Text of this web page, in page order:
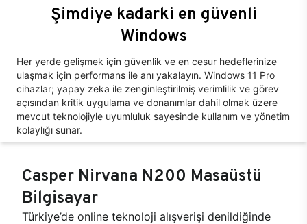
Şimdiye kadarki en güvenli
Windows
Her yerde gelişmek için güvenlik ve en cesur hedeflerinize
ulaşmak için performans ile anı yakalayın. Windows 11 Pro
cihazlar; yapay zeka ile zenginleştirilmiş verimlilik ve görev
açısından kritik uygulama ve donanımlar dahil olmak üzere
mevcut teknolojiyle uyumluluk sayesinde kullanım ve yönetim
kolaylığı sunar.
Casper Nirvana N200 Masaüstü
Bilgisayar
Türkiye’de online teknoloji alışverişi denildiğinde